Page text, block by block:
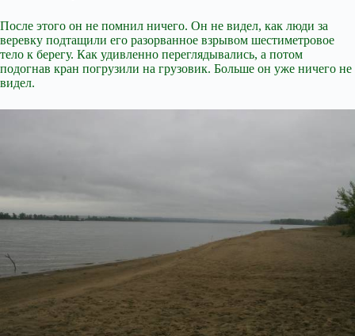
После этого он не помнил ничего. Он не видел, как люди за
веревку подтащили его разорванное взрывом шестиметровое
тело к берегу. Как удивленно переглядывались, а потом
подогнав кран погрузили на грузовик. Больше он уже ничего не
видел.